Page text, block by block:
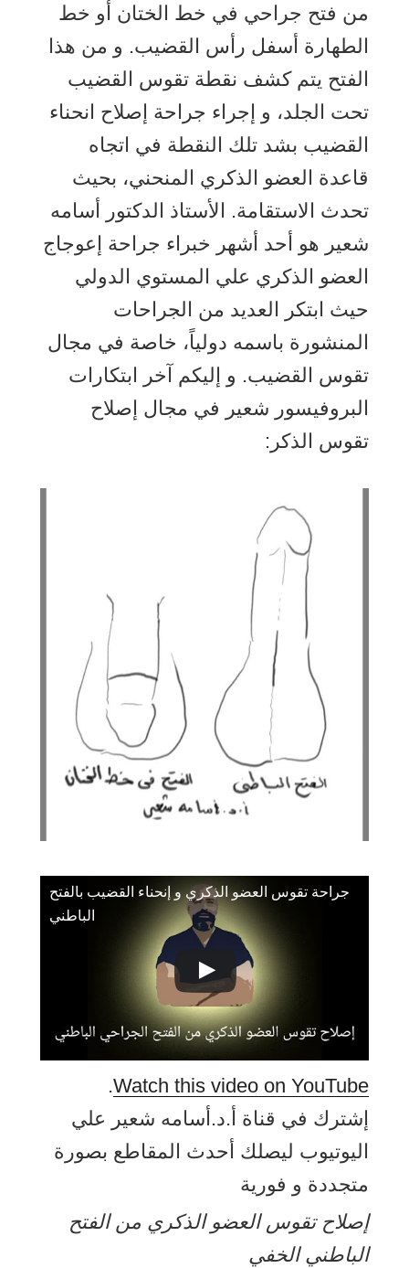
من فتح جراحي في خط الختان أو خط
الطهارة أسفل رأس القضيب. و من هذا
الفتح يتم كشف نقطة تقوس القضيب
تحت الجلد، و إجراء جراحة إصلاح انحناء
القضيب بشد تلك النقطة في اتجاه
قاعدة العضو الذكري المنحني، بحيث
تحدث الاستقامة. الأستاذ الدكتور أسامه
شعير هو أحد أشهر خبراء جراحة إعوجاج
العضو الذكري علي المستوي الدولي
حيث ابتكر العديد من الجراحات
المنشورة باسمه دولياً، خاصة في مجال
تقوس القضيب. و إليكم آخر ابتكارات
البروفيسور شعير في مجال إصلاح
تقوس الذكر:
جراحة تقوس العضو الذكري و إنحناء القضيب بالفتح
الباطني
Watch this video on YouTube
.
إشترك في قناة أ.د.أسامه شعير علي
اليوتيوب ليصلك أحدث المقاطع بصورة
متجددة و فورية
إصلاح تقوس العضو الذكري من الفتح
الباطني الخفي